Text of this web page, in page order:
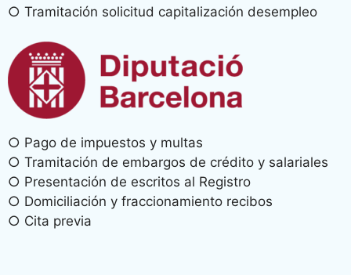
○ Tramitación solicitud capitalización desempleo
○ Pago de impuestos y multas
○ Tramitación de embargos de crédito y salariales
○ Presentación de escritos al Registro
○ Domiciliación y fraccionamiento recibos
○ Cita previa